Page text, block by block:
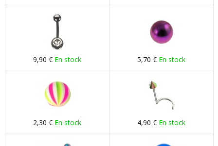
9,90 € En stock 5,70 € En stock
2,30 € En stock 4,90 € En stock